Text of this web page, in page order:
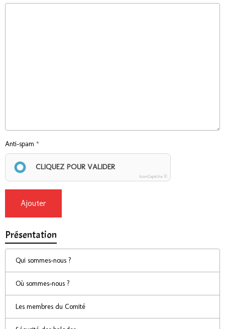
Anti-spam
CLIQUEZ POUR VALIDER
IconCaptcha ©
Ajouter
Présentation
Qui sommes-nous ?
Où sommes-nous ?
Les membres du Comité